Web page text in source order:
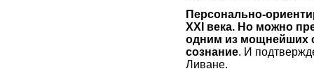
Персонально-
ХХI века. Но можно
одним из мощнейших
сознание. И
Ливане.